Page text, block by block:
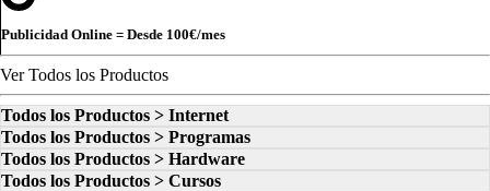
Publicidad Online = Desde 100€/mes
Ver Todos los Productos
Todos los Productos > Internet
Todos los Productos > Programas
Todos los Productos > Hardware
Todos los Productos > Cursos